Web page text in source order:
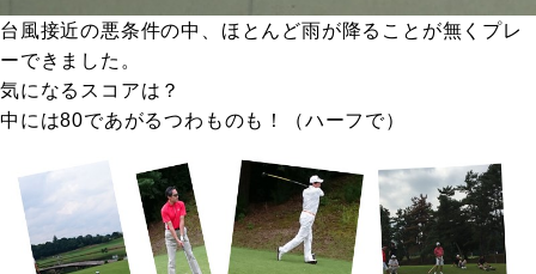
台風接近の悪条件の中、ほとんど雨が降ることが無くプレ
ーできました。
気になるスコアは？
中には80であがるつわものも！（ハーフで）